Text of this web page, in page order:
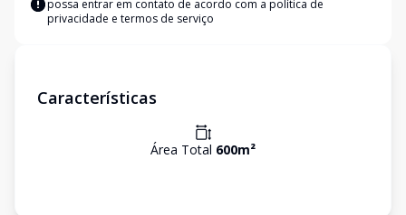
possa entrar em contato de acordo com a política de
privacidade e termos de serviço
Características
Área Total 600m²